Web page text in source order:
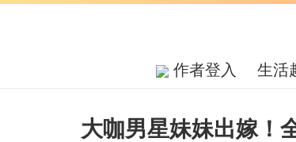
作者登入 生活
大咖男星妹妹出嫁！